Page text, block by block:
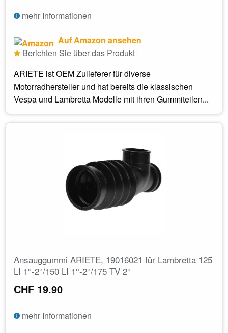
mehr Informationen
Auf Amazon ansehen
Berichten Sie über das Produkt
ARIETE ist OEM Zulieferer für diverse
Motorradhersteller und hat bereits die klassischen
Vespa und Lambretta Modelle mit ihren Gummiteilen...
Ansauggummi ARIETE, 19016021 für Lambretta 125
LI 1°-2°/150 LI 1°-2°/175 TV 2°
CHF 19.90
mehr Informationen